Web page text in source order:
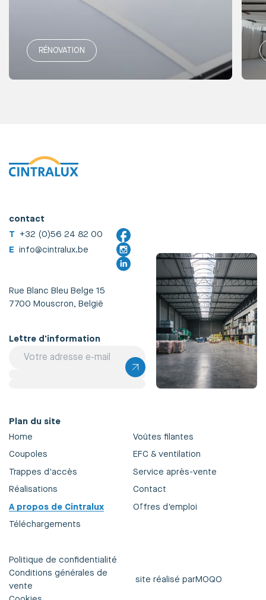
RÉNOVATION
contact
T +32 (0)56 24 82 00
E info@cintralux.be
Rue Blanc Bleu Belge 15
7700 Mouscron, België
Lettre d'information
Plan du site
Home
Voûtes filantes
Coupoles
EFC & ventilation
Trappes d'accès
Service après-vente
Réalisations
Contact
A propos de Cintralux
Offres d'emploi
Téléchargements
Politique de confidentialité
Conditions générales de
vente
site réalisé parMOQO